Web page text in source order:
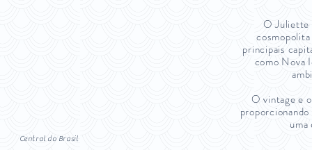
O Juliette
principais
como Nova
O vintage e
Central do Brasil